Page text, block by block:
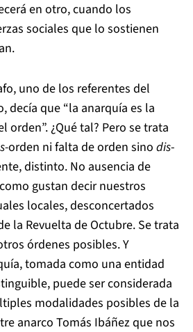
en otro, cuando los
sociales que lo sostienen
uno de los referentes del
decía que “la anarquía es la
orden”. ¿Qué tal? Pero se trata
orden ni falta de orden sino dis-
distinto. No ausencia de
gustan decir nuestros
locales, desconcertados
la Revuelta de Octubre. Se trata
órdenes posibles. Y
tomada como una entidad
puede ser considerada
modalidades posibles de la
anarco Tomás Ibáñez que nos